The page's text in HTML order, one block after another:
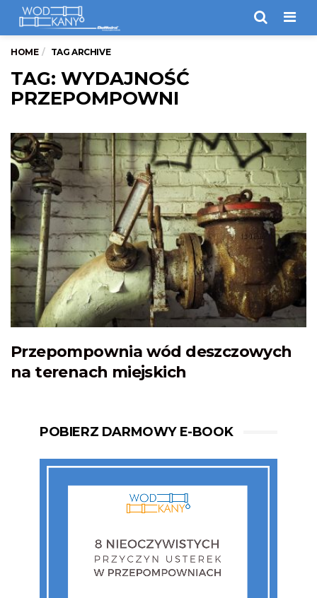
HOME TAG ARCHIVE
TAG: WYDAJNOŚĆ
PRZEPOMPOWNI
Przepompownia wód deszczowych
na terenach miejskich
POBIERZ DARMOWY E-BOOK